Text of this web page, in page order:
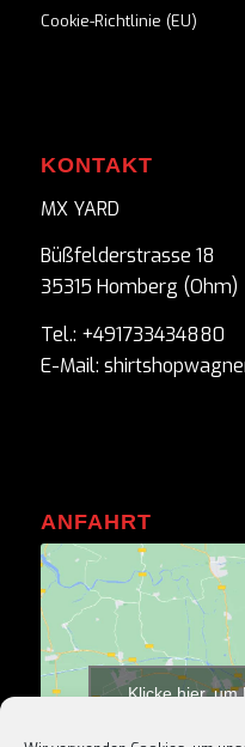
Cookie-Richtlinie (EU)
KONTAKT
MX YARD
Büßfelderstrasse 18
35315 Homberg (Ohm)
Tel.: +491733434880
E-Mail:
ANFAHRT
Klicke hier, um